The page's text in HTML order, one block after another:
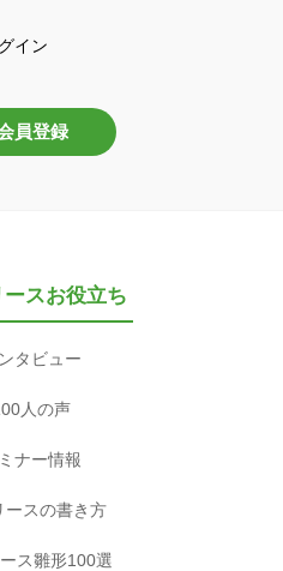
イン
員登録
スお役立ち
タビュー
人の声
ナー情報
ースの書き方
ス雛形100選